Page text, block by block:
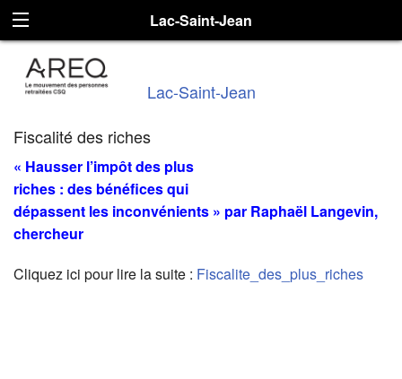
Lac-Saint-Jean
Lac-Saint-Jean
Fiscalité des riches
« Hausser l’impôt des plus
riches : des bénéfices qui
dépassent les inconvénients » par Raphaël Langevin,
chercheur
Cliquez ici pour lire la suite : Fiscalite_des_plus_riches